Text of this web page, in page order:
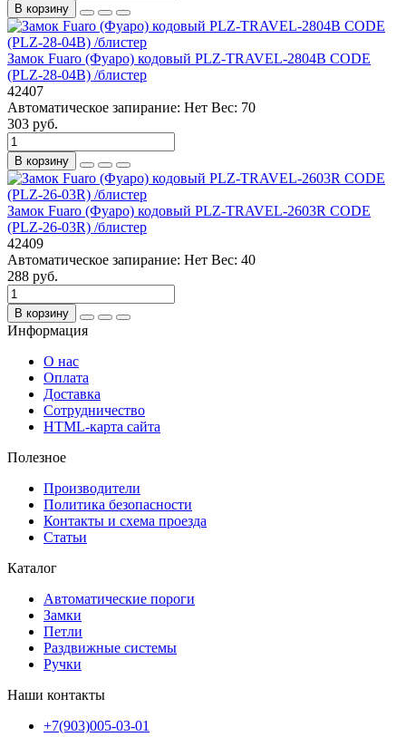
В корзину
Замок Fuaro (Фуаро) кодовый PLZ-TRAVEL-2804B CODE
(PLZ-28-04B) /блистер
42407
Автоматическое запирание: Нет Вес: 70
303 руб.
В корзину
Замок Fuaro (Фуаро) кодовый PLZ-TRAVEL-2603R CODE
(PLZ-26-03R) /блистер
42409
Автоматическое запирание: Нет Вес: 40
288 руб.
В корзину
Информация
О нас
Оплата
Доставка
Сотрудничество
HTML-карта сайта
Полезное
Производители
Политика безопасности
Контакты и схема проезда
Статьи
Каталог
Автоматические пороги
Замки
Петли
Раздвижные системы
Ручки
Наши контакты
+7(903)005-03-01